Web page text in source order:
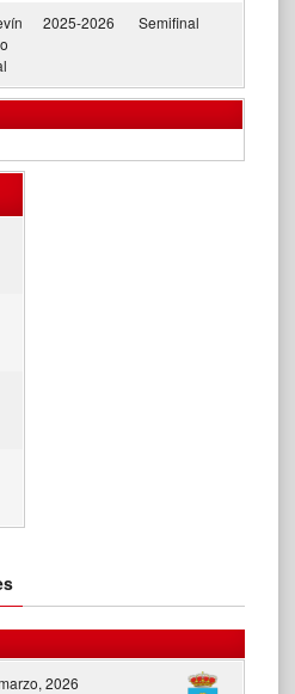
2025-2026 Semifinal
2026